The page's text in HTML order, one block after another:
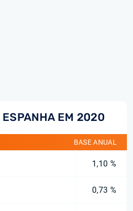
EM 2020
BASE ANUAL
1,10 %
0,73 %